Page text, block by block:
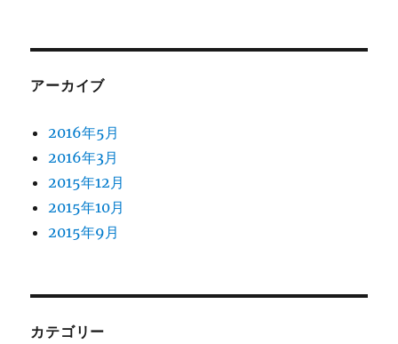
アーカイブ
2016年5月
2016年3月
2015年12月
2015年10月
2015年9月
カテゴリー